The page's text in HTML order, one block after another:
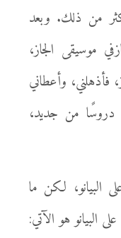
من ذلك. وبعد
موسيقى الجاز،
فأذهلني، وأعطاني
دروسًا من جديد،
البيانو، لكن ما
البيانو هو الآتي: